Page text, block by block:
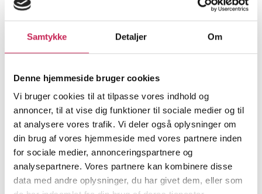
Samtykke Detaljer Om
Denne hjemmeside bruger cookies
Vi bruger cookies til at tilpasse vores indhold og
annoncer, til at vise dig funktioner til sociale medier og til
at analysere vores trafik. Vi deler også oplysninger om
din brug af vores hjemmeside med vores partnere inden
for sociale medier, annonceringspartnere og
analysepartnere. Vores partnere kan kombinere disse
data med andre oplysninger, du har givet dem, eller som
Læs mere
Ledelsesalliance for sammenhæng,
personer
ØVRIGE
Projektleder:Emilie Schmidt Hem
Institution:Fonden Missionen blandt Hjemløse
WeShelter
Bevilling:500.000
Bevillingsår:2026